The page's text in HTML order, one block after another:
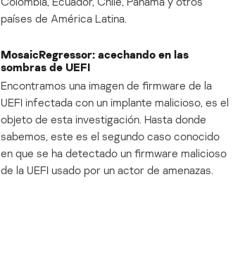
países de América Latina.
MosaicRegressor: acechando en las
sombras de UEFI
Encontramos una imagen de firmware de la
UEFI infectada con un implante malicioso, es el
objeto de esta investigación. Hasta donde
sabemos, este es el segundo caso conocido
en que se ha detectado un firmware malicioso
de la UEFI usado por un actor de amenazas.